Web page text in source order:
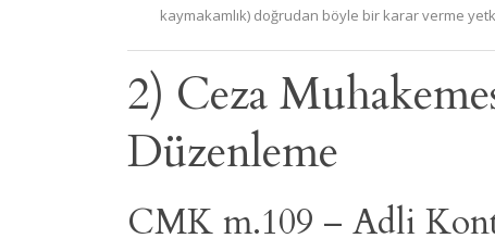
kaymakamlık) doğrudan böyle bir karar verme
2) Ceza
Düzenleme
CMK m.109 – Adli